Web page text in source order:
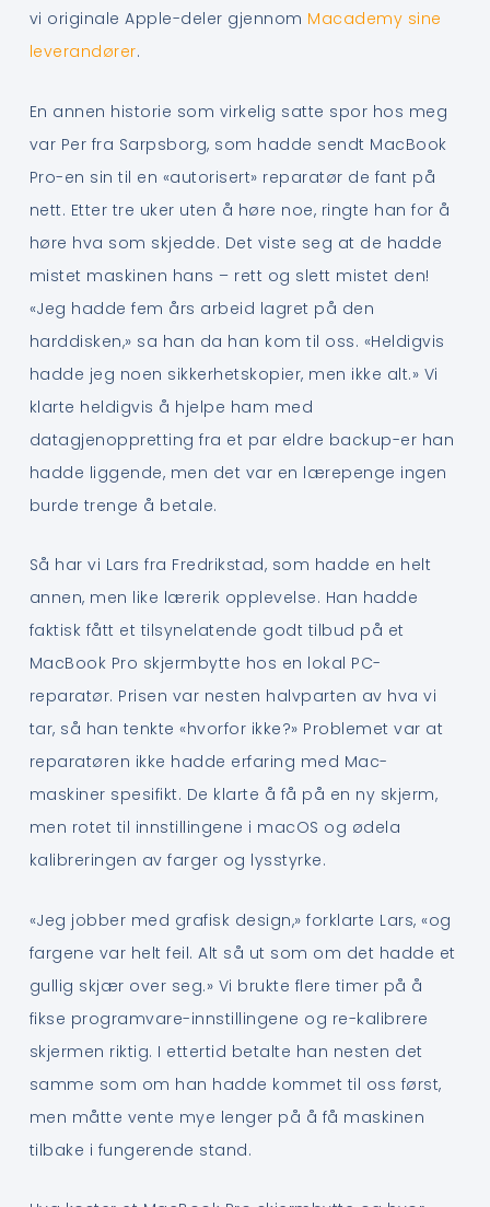
vi originale Apple-deler gjennom Macademy sine
leverandører.
En annen historie som virkelig satte spor hos meg
var Per fra Sarpsborg, som hadde sendt MacBook
Pro-en sin til en «autorisert» reparatør de fant på
nett. Etter tre uker uten å høre noe, ringte han for å
høre hva som skjedde. Det viste seg at de hadde
mistet maskinen hans – rett og slett mistet den!
«Jeg hadde fem års arbeid lagret på den
harddisken,» sa han da han kom til oss. «Heldigvis
hadde jeg noen sikkerhetskopier, men ikke alt.» Vi
klarte heldigvis å hjelpe ham med
datagjenoppretting fra et par eldre backup-er han
hadde liggende, men det var en lærepenge ingen
burde trenge å betale.
Så har vi Lars fra Fredrikstad, som hadde en helt
annen, men like lærerik opplevelse. Han hadde
faktisk fått et tilsynelatende godt tilbud på et
MacBook Pro skjermbytte hos en lokal PC-
reparatør. Prisen var nesten halvparten av hva vi
tar, så han tenkte «hvorfor ikke?» Problemet var at
reparatøren ikke hadde erfaring med Mac-
maskiner spesifikt. De klarte å få på en ny skjerm,
men rotet til innstillingene i macOS og ødela
kalibreringen av farger og lysstyrke.
«Jeg jobber med grafisk design,» forklarte Lars, «og
fargene var helt feil. Alt så ut som om det hadde et
gullig skjær over seg.» Vi brukte flere timer på å
fikse programvare-innstillingene og re-kalibrere
skjermen riktig. I ettertid betalte han nesten det
samme som om han hadde kommet til oss først,
men måtte vente mye lenger på å få maskinen
tilbake i fungerende stand.